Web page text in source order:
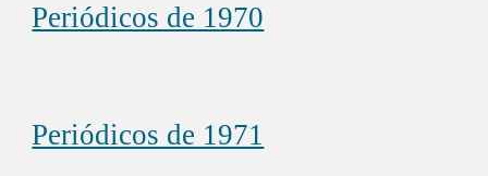
Periódicos de 1970
Periódicos de 1971